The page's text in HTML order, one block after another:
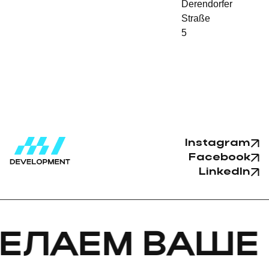
Derendorfer
Straße
5
Instagram
Facebook
LinkedIn
ВАШЕ